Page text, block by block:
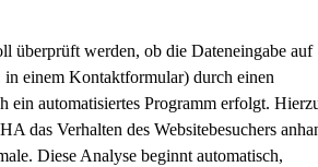
überprüft werden, ob die Dateneingabe auf
in einem Kontaktformular) durch einen
ein automatisiertes Programm erfolgt.
das Verhalten des Websitebesuchers
Diese Analyse beginnt automatisch,